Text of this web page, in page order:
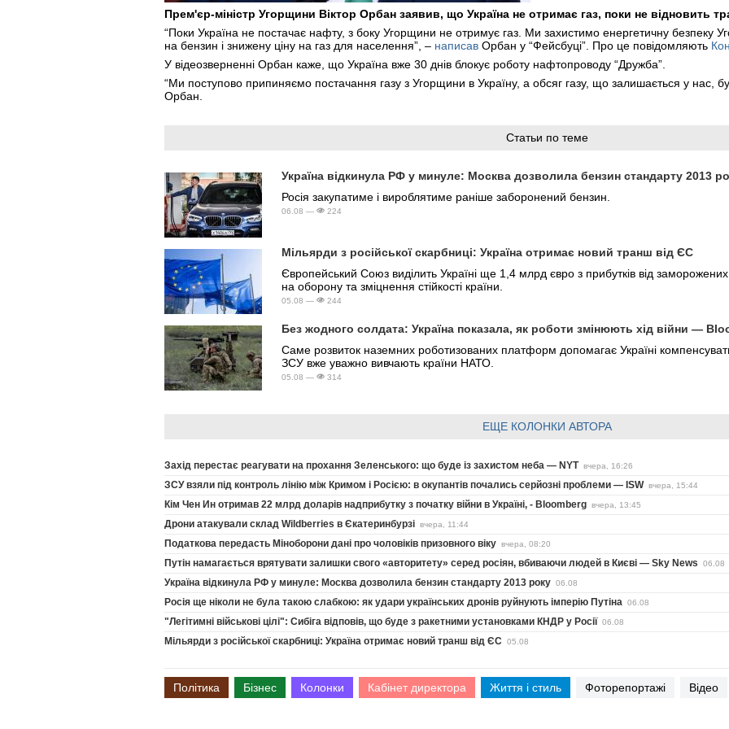
Прем'єр-міністр Угорщини Віктор Орбан заявив, що Україна не отримає газ, поки не відновить
“Поки Україна не постачає нафту, з боку Угорщини не отримує газ. Ми захистимо енергетичну безпеку
на бензин і знижену ціну на газ для населення”, – написав Орбан у “Фейсбуці”. Про це повідомляють
У відеозверненні Орбан каже, що Україна вже 30 днів блокує роботу нафтопроводу “Дружба”.
“Ми поступово припиняємо постачання газу з Угорщини в Україну, а обсяг газу, що залишається у нас,
Орбан.
Статьи по теме
Україна відкинула РФ у минуле: Москва дозволила бензин стандарту 2013
Росія закупатиме і вироблятиме раніше заборонений бензин.
06.08 — 224
Мільярди з російської скарбниці: Україна отримає новий транш від ЄС
Європейський Союз виділить Україні ще 1,4 млрд євро з прибутків від
на оборону та зміцнення стійкості країни.
05.08 — 244
Без жодного солдата: Україна показала, як роботи змінюють хід війни —
Саме розвиток наземних роботизованих платформ допомагає Україні компенсувати
ЗСУ вже уважно вивчають країни НАТО.
05.08 — 314
ЕЩЕ КОЛОНКИ АВТОРА
Захід перестає реагувати на прохання Зеленського: що буде із захистом неба — NYT вчера, 16:26
ЗСУ взяли під контроль лінію між Кримом і Росією: в окупантів почались серйозні проблеми — ISW вчера, 15:44
Кім Чен Ин отримав 22 млрд доларів надприбутку з початку війни в Україні, - Bloomberg вчера, 13:45
Дрони атакували склад Wildberries в Єкатеринбурзі вчера, 11:44
Податкова передасть Міноборони дані про чоловіків призовного віку вчера, 08:20
Путін намагається врятувати залишки свого «авторитету» серед росіян, вбиваючи людей в Києві — Sky News 06.08
Україна відкинула РФ у минуле: Москва дозволила бензин стандарту 2013 року 06.08
Росія ще ніколи не була такою слабкою: як удари українських дронів руйнують імперію Путіна 06.08
"Легітимні військові цілі": Сибіга відповів, що буде з ракетними установками КНДР у Росії 06.08
Мільярди з російської скарбниці: Україна отримає новий транш від ЄС 05.08
Політика Бізнес Колонки Кабінет директора Життя і стиль Фоторепортажі Відео